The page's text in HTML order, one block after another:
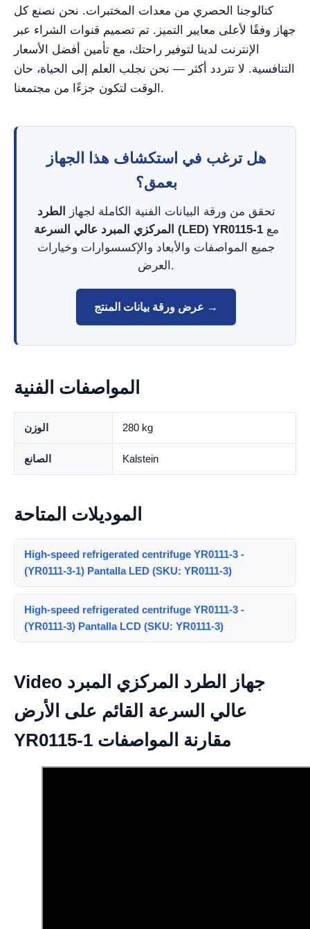
كتالوجنا الحصري من معدات المختبرات. نحن نصنع كل
جهاز وفقًا لأعلى معايير التميز. تم تصميم قنوات الشراء عبر
الإنترنت لدينا لتوفير راحتك، مع تأمين أفضل الأسعار
التنافسية. لا تتردد أكثر — نحن نجلب العلم إلى الحياة، حان
الوقت لتكون جزءًا من مجتمعنا.
هل ترغب في استكشاف هذا الجهاز
بعمق؟
تحقق من ورقة البيانات الفنية الكاملة لجهاز
الطرد
المركزي المبرد عالي السرعة (LED) YR0115-1مع
جميع المواصفات والأبعاد والإكسسوارات وخيارات
العرض.
عرض ورقة بيانات المنتج →
المواصفات الفنية
الوزن 280 kg
الصانع Kalstein
الموديلات المتاحة
High-speed refrigerated centrifuge YR0111-3 -
(YR0111-3-1) Pantalla LED (SKU: YR0111-3)
High-speed refrigerated centrifuge YR0111-3 -
(YR0111-3) Pantalla LCD (SKU: YR0111-3)
Video جهاز الطرد المركزي المبرد
عالي السرعة القائم على الأرض
YR0115-1 مقارنة المواصفات